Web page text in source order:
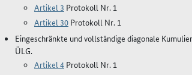
Artikel 3 Protokoll Nr. 1
Artikel 30 Protokoll Nr. 1
Eingeschränkte und vollständige diagonale
ÜLG.
Artikel 4 Protokoll Nr. 1